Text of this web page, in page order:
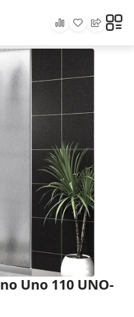
Uno 110 UNO-